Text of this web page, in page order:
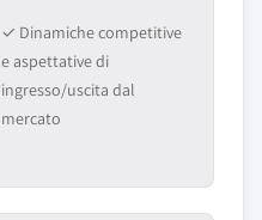
✓ Dinamiche competitive
e aspettative di
ingresso/uscita dal
mercato